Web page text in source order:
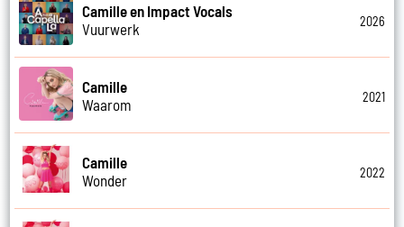
Camille en Impact Vocals
Vuurwerk
2026
Camille
Waarom
2021
Camille
Wonder
2022